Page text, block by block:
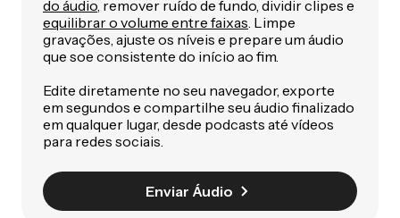
do áudio , remover ruído de fundo, dividir clipes e
equilibrar o volume entre faixas . Limpe
gravações, ajuste os níveis e prepare um áudio
que soe consistente do início ao fim.
Edite diretamente no seu navegador, exporte
em segundos e compartilhe seu áudio finalizado
em qualquer lugar, desde podcasts até vídeos
para redes sociais.
Enviar Áudio